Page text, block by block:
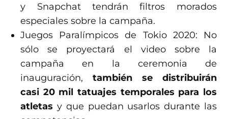
y Snapchat tendrán filtros morados
especiales sobre la campaña.
Juegos Paralímpicos de Tokio 2020: No
sólo se proyectará el video sobre la
campaña en la ceremonia de
inauguración,también se distribuirán
casi 20 mil tatuajes temporales para los
atletas y que puedan usarlos durante las